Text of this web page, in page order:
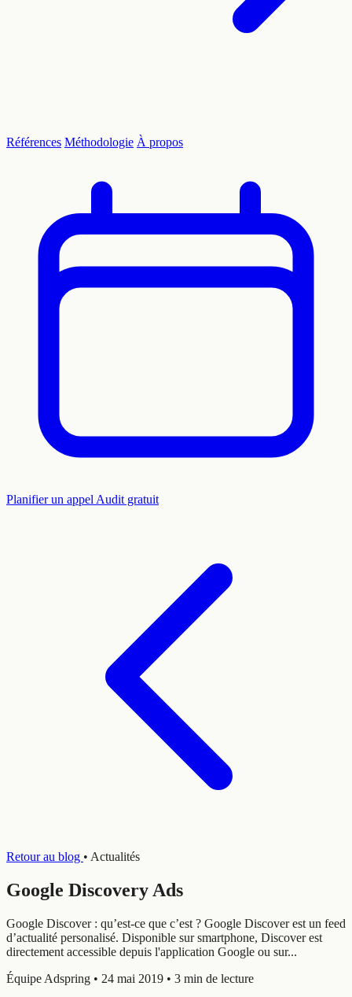
Références Méthodologie À propos
Planifier un appel Audit gratuit
Retour au blog • Actualités
Google Discovery Ads
Google Discover : qu’est-ce que c’est ? Google Discover est un feed
d’actualité personalisé. Disponible sur smartphone, Discover est
directement accessible depuis l'application Google ou sur...
Équipe Adspring • 24 mai 2019 • 3 min de lecture